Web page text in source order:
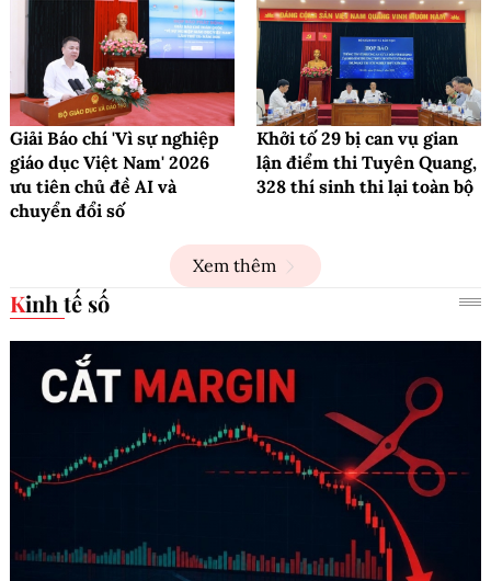
Giải Báo chí 'Vì sự nghiệp
giáo dục Việt Nam' 2026
ưu tiên chủ đề AI và
chuyển đổi số
Khởi tố 29 bị can vụ gian
lận điểm thi Tuyên Quang,
328 thí sinh thi lại toàn bộ
Xem thêm
Kinh tế số